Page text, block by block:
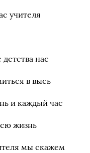
учителя
нас
в высь
и каждый час
жизнь
мы скажем